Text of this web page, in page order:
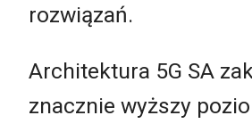
rozwiązań.
Architektura 5G SA
znacznie wyższy